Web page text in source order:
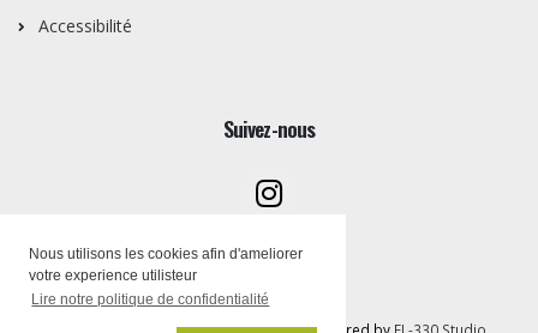
Nous utilisons les cookies afin d'ameliorer
votre experience utilisteur
Lire notre politique de confidentialité
Accessibilité
Suivez-nous
Copyright © Artothèque PEMB 2026 | Powered by FL-330 Studio